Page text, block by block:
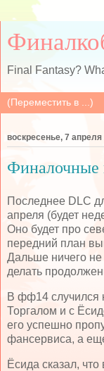
Final Fantasy?
воскресенье, 7 апреля
Финалочные
Последнее DLC
апреля (будет
Оно будет про
передний план
Дальше ничего не
делать
В фф14 случился
Торгалом и с
его успешно
фансервиса, а
Ёсида сказал,